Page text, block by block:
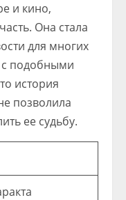
и кино,
Она стала
для многих
с подобными
история
позволила
ее судьбу.